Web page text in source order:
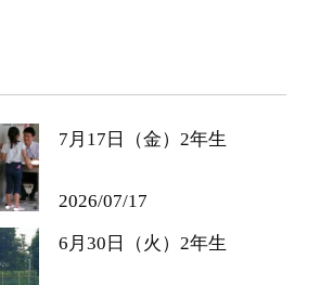
7月17日（金）2年生
2026/07/17
6月30日（火）2年生